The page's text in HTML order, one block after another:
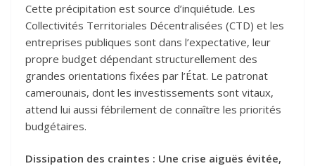
Cette précipitation est source d’inquiétude. Les
Collectivités Territoriales Décentralisées (CTD) et les
entreprises publiques sont dans l’expectative, leur
propre budget dépendant structurellement des
grandes orientations fixées par l’État. Le patronat
camerounais, dont les investissements sont vitaux,
attend lui aussi fébrilement de connaître les priorités
budgétaires.
Dissipation des craintes : Une crise aiguës évitée,